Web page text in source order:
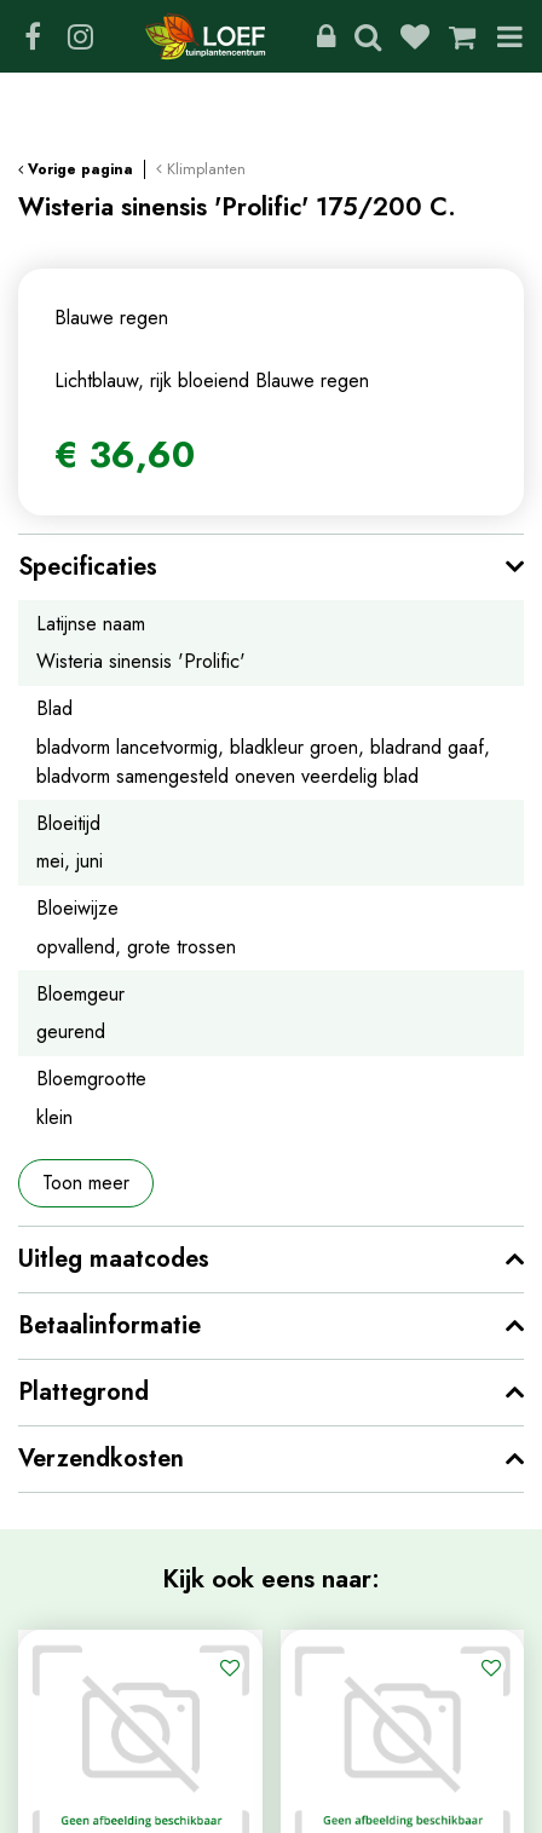
Vorige pagina Klimplanten
Wisteria sinensis 'Prolific' 175/200 C.
Blauwe regen
Lichtblauw, rijk bloeiend Blauwe regen
€ 36,60
Specificaties
Latijnse naam
Wisteria sinensis 'Prolific'
Blad
bladvorm lancetvormig, bladkleur groen, bladrand gaaf,
bladvorm samengesteld oneven veerdelig blad
Bloeitijd
mei, juni
Bloeiwijze
opvallend, grote trossen
Bloemgeur
geurend
Bloemgrootte
klein
Toon meer
Uitleg maatcodes
Betaalinformatie
Plattegrond
Verzendkosten
Kijk ook eens naar: